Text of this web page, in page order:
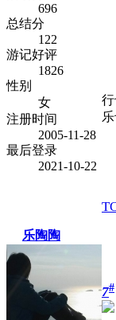
696
总结分
122
游记好评
1826
性别
女
注册时间
2005-11-28
最后登录
2021-10-22
乐陶陶
7#